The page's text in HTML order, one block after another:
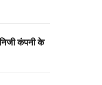
कंपनी के